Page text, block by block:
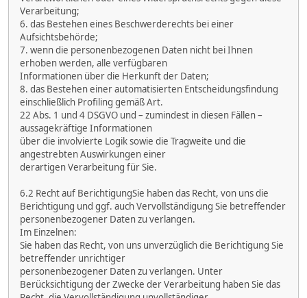
Verarbeitung;
6. das Bestehen eines Beschwerderechts bei einer
Aufsichtsbehörde;
7. wenn die personenbezogenen Daten nicht bei Ihnen
erhoben werden, alle verfügbaren
Informationen über die Herkunft der Daten;
8. das Bestehen einer automatisierten Entscheidungsfindung
einschließlich Profiling gemäß Art.
22 Abs. 1 und 4 DSGVO und – zumindest in diesen Fällen –
aussagekräftige Informationen
über die involvierte Logik sowie die Tragweite und die
angestrebten Auswirkungen einer
derartigen Verarbeitung für Sie.
6.2 Recht auf BerichtigungSie haben das Recht, von uns die
Berichtigung und ggf. auch Vervollständigung Sie betreffender
personenbezogener Daten zu verlangen.
Im Einzelnen:
Sie haben das Recht, von uns unverzüglich die Berichtigung Sie
betreffender unrichtiger
personenbezogener Daten zu verlangen. Unter
Berücksichtigung der Zwecke der Verarbeitung haben Sie das